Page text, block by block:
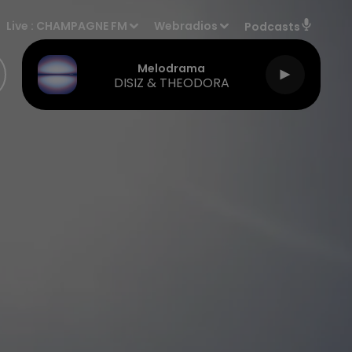
Live : CHAMPAGNE FM Webradios Podcasts
Melodrama
DISIZ & THEODORA